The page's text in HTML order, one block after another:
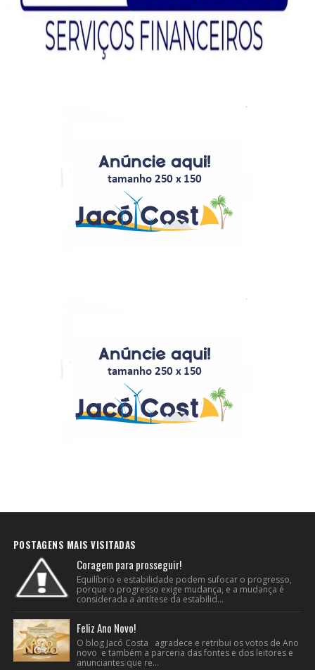
POSTAGENS MAIS VISITADAS
Coragem para prosseguir!
Equilíbrio e estabilidade podem sufocar o progresso,
porque o progresso exige mudança, e a mudança é
considerada a antítese da estabilid...
Feliz Ano Novo!
O blog Jacó Costa agradece e retribui os votos de Ano
novo e também a parceria das fontes e dos leitores e
anunciantes que re...